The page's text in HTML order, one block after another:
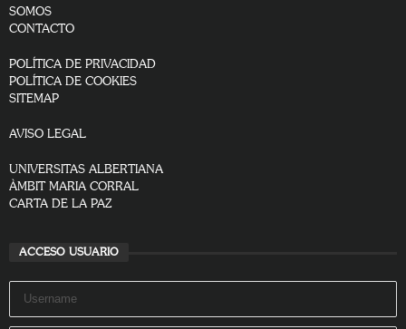
SOMOS
CONTACTO
POLÍTICA DE PRIVACIDAD
POLÍTICA DE COOKIES
SITEMAP
AVISO LEGAL
UNIVERSITAS ALBERTIANA
ÀMBIT MARIA CORRAL
CARTA DE LA PAZ
ACCESO USUARIO